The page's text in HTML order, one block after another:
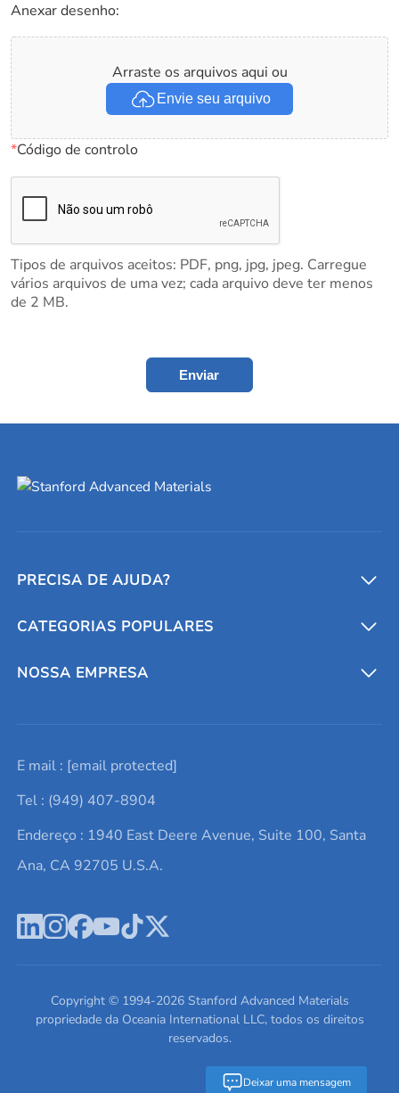
Anexar desenho:
Arraste os arquivos aqui ou
Envie seu arquivo
*Código de controlo
Tipos de arquivos aceitos: PDF, png, jpg, jpeg. Carregue
vários arquivos de uma vez; cada arquivo deve ter menos
de 2 MB.
Enviar
Deixar uma mensagem
PRECISA DE AJUDA?
Conversores e calculadoras
Entre em contato conosco
Lista de consultas
Termos e Condições
Política de Privacidade
CATEGORIAS POPULARES
Metais refratários
Elementos de terras raras
Alvos de pulverização catódica
Ácido hialurônico
NOSSA EMPRESA
Promoções atuais
Notícias e blogs
Estudos de caso
Escreva para nós
E mail : [email protected]
Tel : (949) 407-8904
Endereço : 1940 East Deere Avenue, Suite 100, Santa
Ana, CA 92705 U.S.A.
Copyright © 1994-2026Stanford Advanced Materials
propriedade da Oceania International LLC, todos os direitos
reservados.